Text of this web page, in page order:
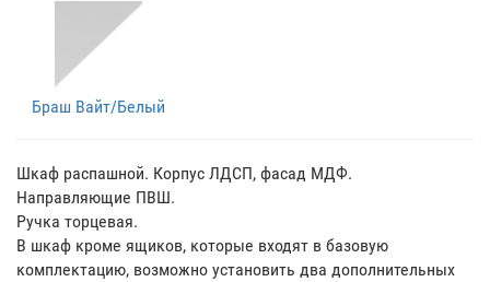
Браш Вайт/Белый
Шкаф распашной. Корпус ЛДСП, фасад МДФ.
Направляющие ПВШ.
Ручка торцевая.
В шкаф кроме ящиков, которые входят в базовую
комплектацию, возможно установить два дополнительных